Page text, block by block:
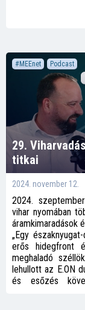
annak
#MEEnet Podcast
29.
titkai
2024. november 12.
2024.
vihar nyomában
áramkimaradások
„Egy
erős hidegfront
meghaladó
lehullott az E.ON
és esőzés